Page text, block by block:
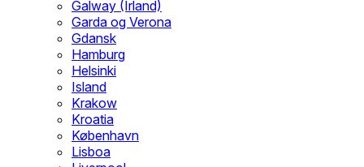
Galway (Irland)
Garda og Verona
Gdansk
Hamburg
Helsinki
Island
Krakow
Kroatia
København
Lisboa